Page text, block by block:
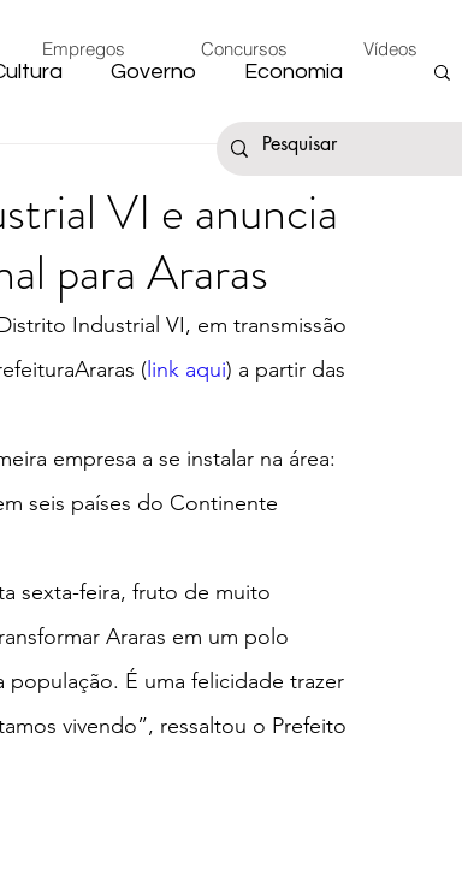
Empregos Concursos Vídeos
Governo Economia
Fake News
Federal Meio Ambiente
Eleições 2024 Festa do Peão
VI e anuncia
para Araras
Industrial VI, em transmissão
( link aqui) a partir das
empresa a se instalar na área:
seis países do Continente
sexta-feira, fruto de muito
Araras em um polo
É uma felicidade trazer
vivendo”, ressaltou o Prefeito